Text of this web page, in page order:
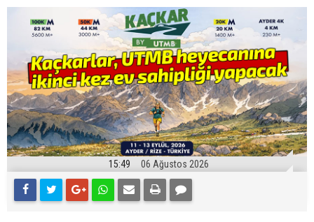
15:49 06 Ağustos 2026